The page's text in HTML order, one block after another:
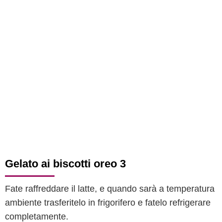
Gelato ai biscotti oreo 3
Fate raffreddare il latte, e quando sarà a temperatura
ambiente trasferitelo in frigorifero e fatelo refrigerare
completamente.